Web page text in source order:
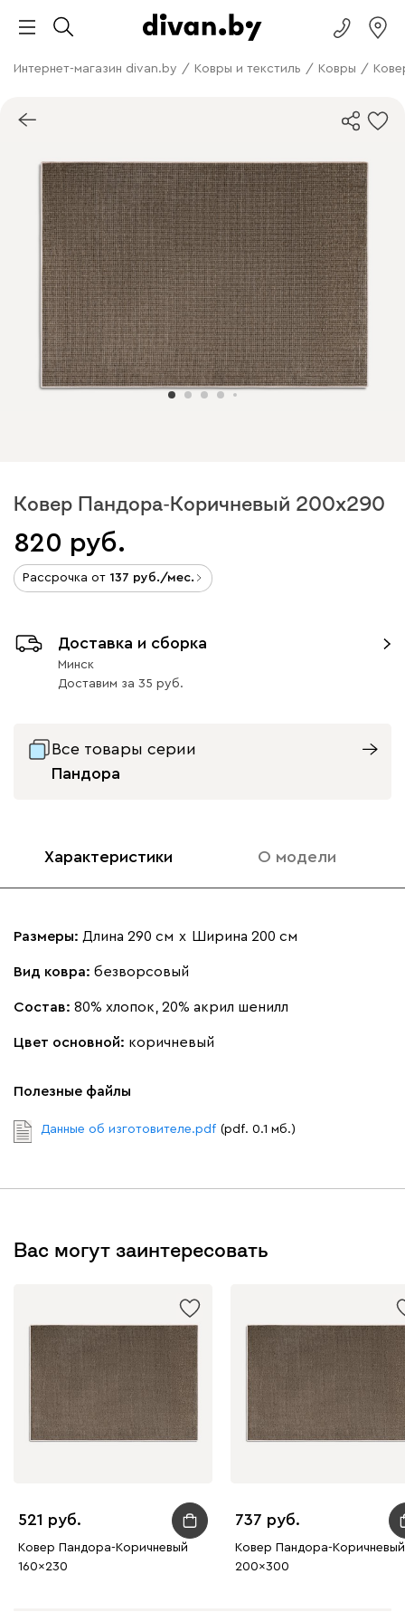
Интернет-магазин divan.by / Ковры и текстиль / Ковры /
Ковер Пандора-Коричневый 200x290
820
Рассрочка от 137 /мес.
Доставка и сборка
Минск
Доставим за 35
Все товары серии
Пандора
Характеристики О модели
Размеры: Длина 290 см х Ширина 200 см
Вид ковра: безворсовый
Состав: 80% хлопок, 20% акрил шенилл
Цвет основной: коричневый
Полезные файлы
Данные об изготовителе.pdf (pdf. 0.1 мб.)
Вас могут заинтересовать
521
Ковер Пандора-Коричневый
160x230
737
Ковер Пандора-Коричневый
200x300